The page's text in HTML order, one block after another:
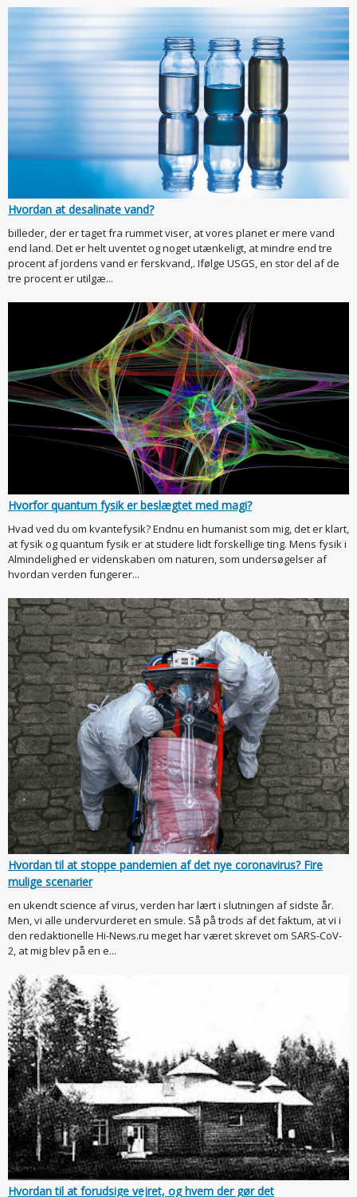
Hvordan at desalinate vand?
billeder, der er taget fra rummet viser, at vores planet er mere vand
end land. Det er helt uventet og noget utænkeligt, at mindre end tre
procent af jordens vand er ferskvand,. Ifølge USGS, en stor del af de
tre procent er utilgæ...
Hvorfor quantum fysik er beslægtet med magi?
Hvad ved du om kvantefysik? Endnu en humanist som mig, det er klart,
at fysik og quantum fysik er at studere lidt forskellige ting. Mens fysik i
Almindelighed er videnskaben om naturen, som undersøgelser af
hvordan verden fungerer...
Hvordan til at stoppe pandemien af det nye coronavirus? Fire
mulige scenarier
en ukendt science af virus, verden har lært i slutningen af sidste år.
Men, vi alle undervurderet en smule. Så på trods af det faktum, at vi i
den redaktionelle Hi-News.ru meget har været skrevet om SARS-CoV-
2, at mig blev på en e...
Hvordan til at forudsige vejret, og hvem der gør det